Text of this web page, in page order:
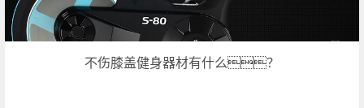
不伤膝盖健身器材有什么？